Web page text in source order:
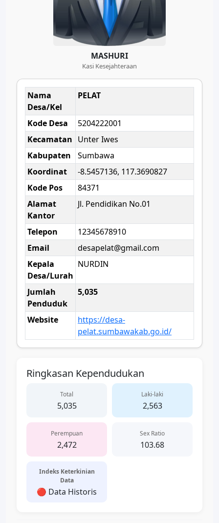
MASHURI
Kasi Kesejahteraan
Nama
Desa/Kel
PELAT
Kode Desa
5204222001
Kecamatan Unter Iwes
Kabupaten
Sumbawa
Koordinat
-8.5457136, 117.3690827
Kode Pos
84371
Alamat
Kantor
Jl. Pendidikan No.01
Telepon
12345678910
Email
desapelat@gmail.com
Kepala
Desa/Lurah
NURDIN
Jumlah
Penduduk
5,035
Website
https://desa-
pelat.sumbawakab.go.id/
Ringkasan Kependudukan
Total
5,035
Laki-laki
2,563
Perempuan
2,472
Sex Ratio
103.68
Indeks Keterkinian
Data
🔴 Data Historis